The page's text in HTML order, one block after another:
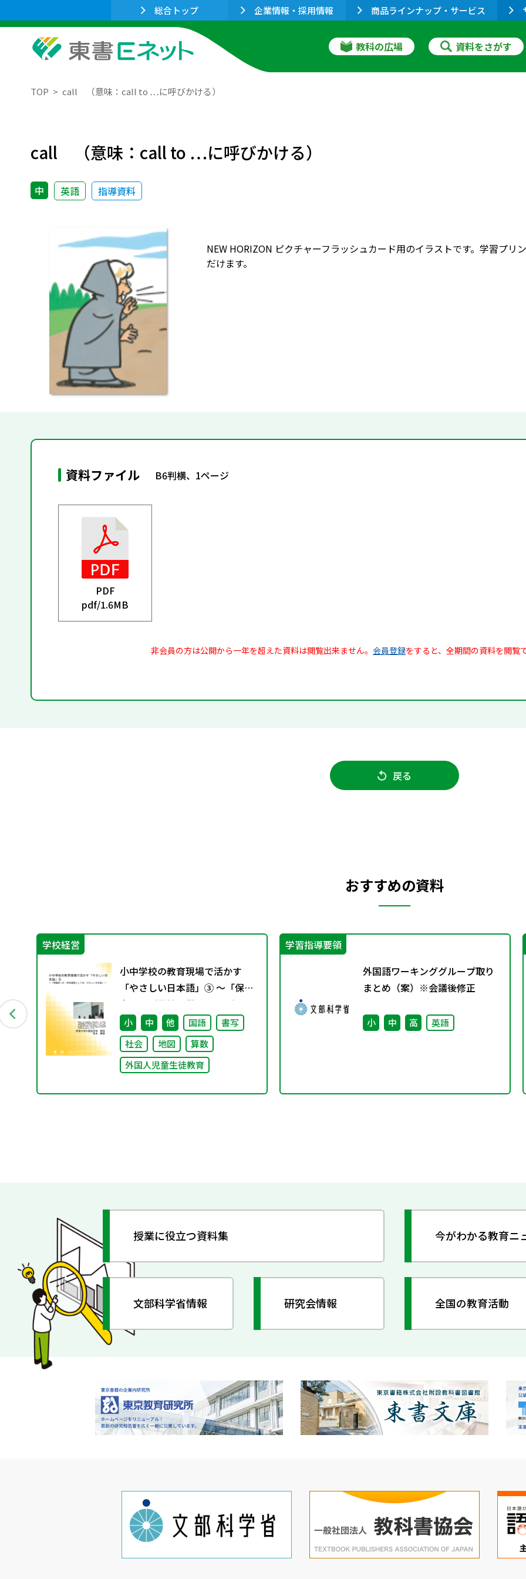
総合トップ 企業情報・採用情報 商品ラインナップ・サービス
教科の広場 資料をさがす
TOP call （意味：call to …に呼びかける）
call （意味：call to …に呼びかける）
中 英語 指導資料
NEW HORIZON ピクチャーフラッシュカード用のイラストです。学習プ
だけます。
資料ファイル B6判横、1ページ
PDF
pdf/1.6MB
非会員の方は公開から一年を超えた資料は閲覧出来ません。 会員登録をすると、全期間の資料を閲覧
戻る
おすすめの資料
学校経営
小中学校の教育現場で活かす
「やさしい日本語」③ ～「保護
者への（学校運営としての）や
さしい日本語」～
小 中 他 国語
書写
社会
地図
算数
外国人児童生徒教育
学習指導要領
外国語ワーキンググループ取り
まとめ（案）※会議後修正
小 中 高 英語
授業に役立つ資料集 今がわかる教育ニ
文部科学省情報 研究会情報 全国の教育活動